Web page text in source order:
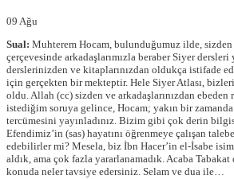
09 Ağu
Sual: Muhterem Hocam, bulunduğumuz ilde,
çerçevesinde arkadaşlarımızla beraber Siyer dersleri
derslerinizden ve kitaplarınızdan oldukça istifade
için gerçekten bir mekteptir. Hele Siyer Atlası,
oldu. Allah (cc) sizden ve arkadaşlarınızdan ebeden
istediğim soruya gelince, Hocam; yakın bir zamanda
tercümesini yayınladınız. Bizim gibi çok derin
Efendimiz’in (sas) hayatını öğrenmeye çalışan
edebilirler mi? Mesela, biz İbn Hacer’in el-İsabe
aldık, ama çok fazla yararlanamadık. Acaba
konuda neler tavsiye edersiniz. Selam ve dua ile…